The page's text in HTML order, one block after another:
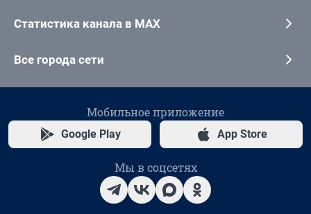
Статистика канала в MAX
Все города сети
Мобильное приложение
Google Play App Store
Мы в соцсетях